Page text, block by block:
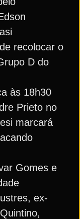
recolocar o
D do
às 18h30
Prieto no
marcará
Gomes e
ex-